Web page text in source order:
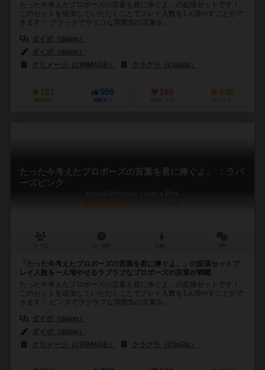
たった今考えたプロポーズの言葉を君に捧ぐよ。の拡張セットです！
このセットを追加していただくことでプレイ人数を1人増やすことがで
きます！ ブラックでサイコな雰囲気の言葉を...
ダイポ（daipo）
ダイポ（daipo）
クリメージ（CRIMAGE）
クラグラ（ClaGla）
181
興味あり
956
経験あり
169
お気に入り
836
持ってる
たった今考えたプロポーズの言葉を君に捧ぐよ。 ：ラバ
ーズピンク
Instant Propose: Lover's Pink
「たった今考えたプロポーズの言葉を君に捧ぐよ。」の拡張セットプ
レイ人数を一人増やせるラブラブなプロポーズの言葉が満載
たった今考えたプロポーズの言葉を君に捧ぐよ。の拡張セットです！
このセットを追加していただくことでプレイ人数を1人増やすことがで
きます！ ピンクでラブラブな雰囲気の言葉を...
ダイポ（daipo）
ダイポ（daipo）
クリメージ（CRIMAGE）
クラグラ（ClaGla）